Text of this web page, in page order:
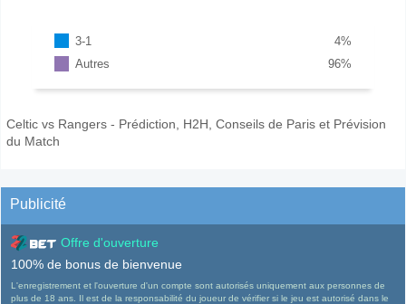
3-1 %
4
Autres
%
96
Celtic vs Rangers - Prédiction, H2H, Conseils de Paris et Prévision
du Match
Publicité
Offre d'ouverture
100% de bonus de bienvenue
L'enregistrement et l'ouverture d'un compte sont autorisés uniquement aux personnes de
plus de 18 ans. Il est de la responsabilité du joueur de vérifier si le jeu est autorisé dans le